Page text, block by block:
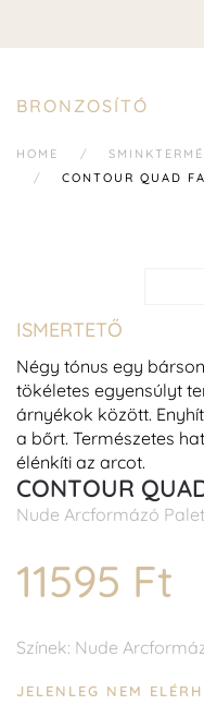
BRONZOSÍTÓ
HOME
CONTOUR QUAD
ISMERTETŐ
Négy tónus egy
tökéletes egyensúlyt
árnyékok között.
a bőrt. Természetes
élénkíti az arcot.
CONTOUR
Nude Arcformázó
11595 Ft
Színek: Nude
JELENLEG NEM